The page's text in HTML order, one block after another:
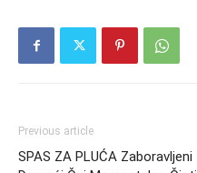
Previous article
SPAS ZA PLUĆA Zaboravljeni